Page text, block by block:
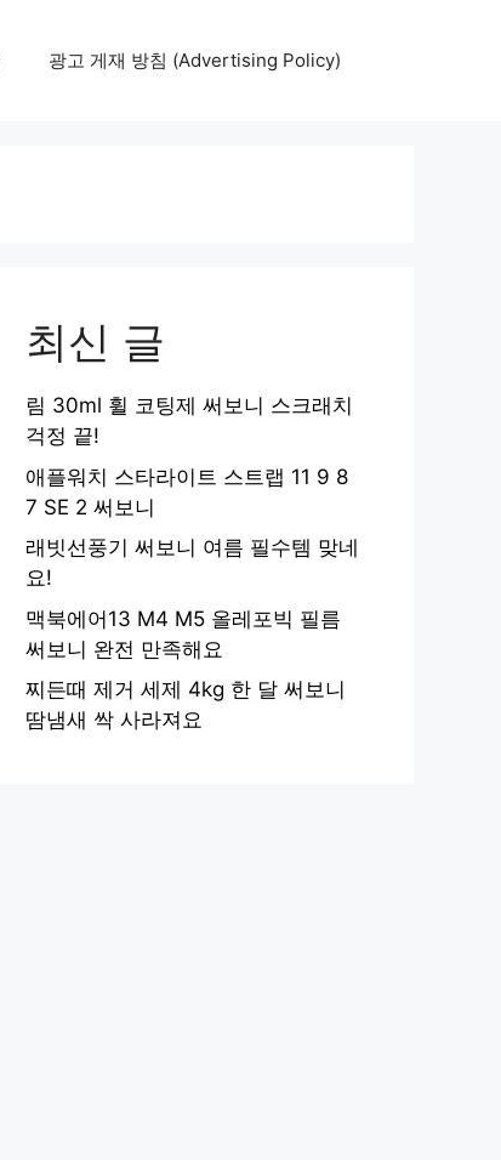
광고 게재 방침 (Advertising Policy)
최신 글
림 30ml 휠 코팅제 써보니 스크래치
걱정 끝!
애플워치 스타라이트 스트랩 11 9 8
7 SE 2 써보니
래빗선풍기 써보니 여름 필수템 맞네
요!
맥북에어13 M4 M5 올레포빅 필름
써보니 완전 만족해요
찌든때 제거 세제 4kg 한 달 써보니
땀냄새 싹 사라져요